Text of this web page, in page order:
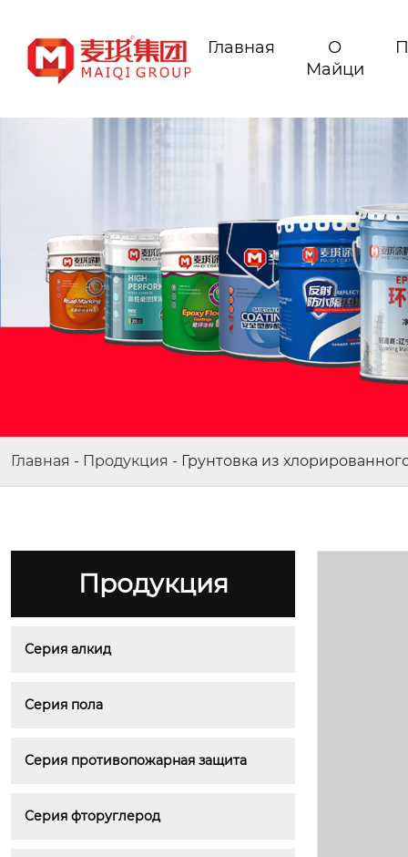
Главная
О
Майци
Главная - Продукция - Грунтовка из
Продукция
Серия алкид
Серия пола
Серия противопожарная защита
Серия фторуглерод